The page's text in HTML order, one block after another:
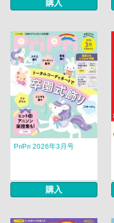
購入
PriPri 2026年3月号
購入